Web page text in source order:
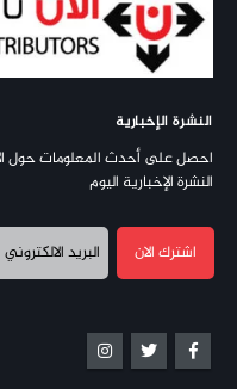
النشرة الإخبارية
احصل على أحدث المعلومات حول
النشرة الإخبارية اليوم